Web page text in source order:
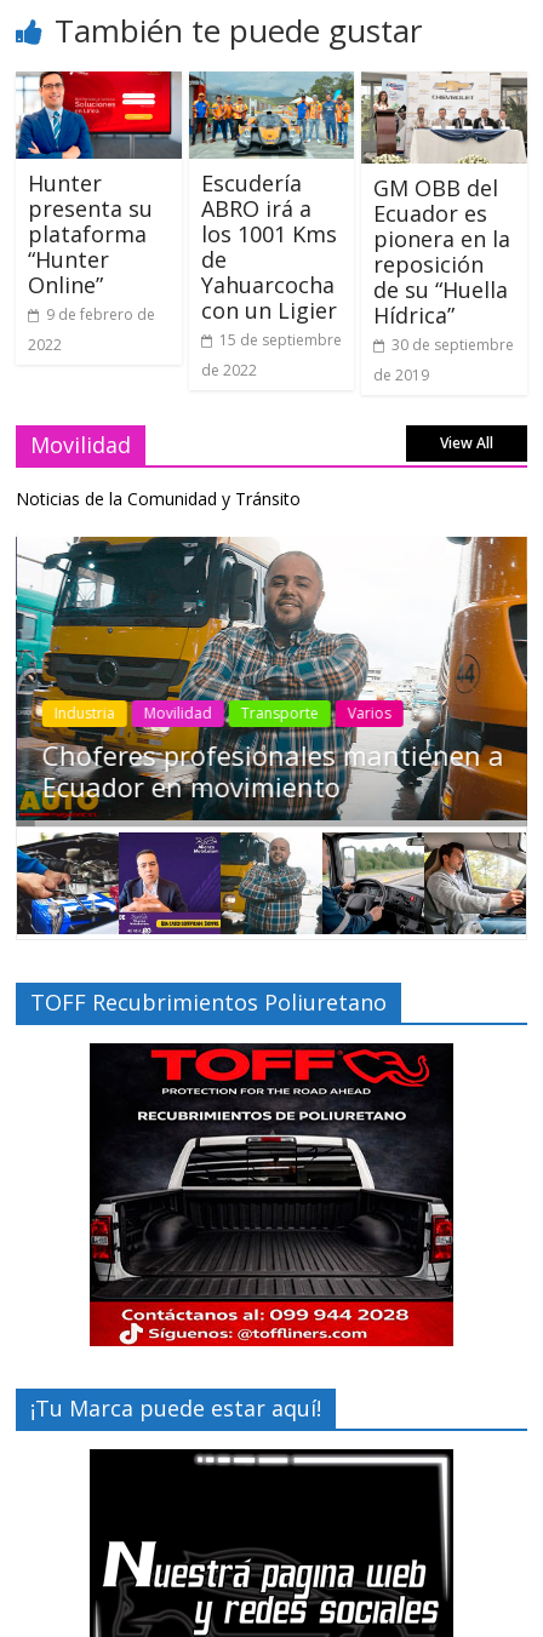
También te puede gustar
Hunter
presenta su
plataforma
“Hunter
Online”
9 de febrero de
2022
Escudería
ABRO irá a
los 1001 Kms
de
Yahuarcocha
con un Ligier
15 de septiembre
de 2022
GM OBB del
Ecuador es
pionera en la
reposición
de su “Huella
Hídrica”
30 de septiembre
de 2019
Movilidad View All
Noticias de la Comunidad y Tránsito
Industria Movilidad Transporte Varios
Choferes profesionales mantienen a
Ecuador en movimiento
TOFF Recubrimientos Poliuretano
¡Tu Marca puede estar aquí!